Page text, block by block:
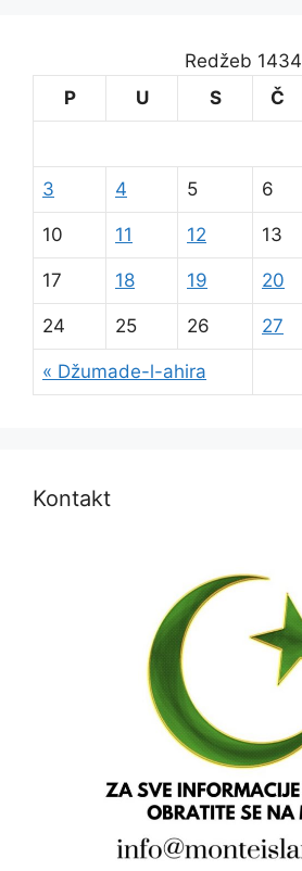
Redžeb 1434
P
U S Č
« Džumade-l-ahira
3 4 5 6
10 11 12 13
17 18 19 20
24 25 26 27
Kontakt